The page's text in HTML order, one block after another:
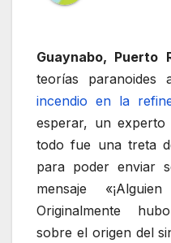
Guaynabo, Puerto
teorías paranoides
incendio en la
esperar, un experto
todo fue una treta
para poder enviar
mensaje
Originalmente
sobre el origen del